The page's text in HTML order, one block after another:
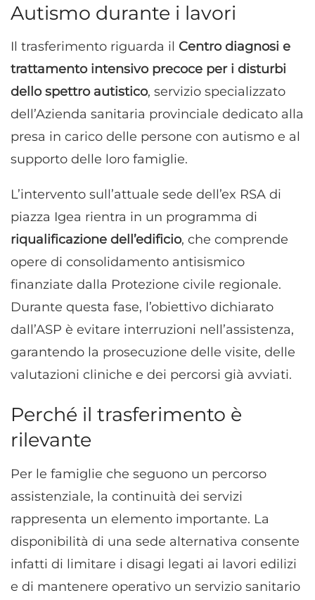
Autismo durante i lavori
Il trasferimento riguarda il Centro diagnosi e
trattamento intensivo precoce per i disturbi
dello spettro autistico, servizio specializzato
dell’Azienda sanitaria provinciale dedicato alla
presa in carico delle persone con autismo e al
supporto delle loro famiglie.
L’intervento sull’attuale sede dell’ex RSA di
piazza Igea rientra in un programma di
riqualificazione dell’edificio, che comprende
opere di consolidamento antisismico
finanziate dalla Protezione civile regionale.
Durante questa fase, l’obiettivo dichiarato
dall’ASP è evitare interruzioni nell’assistenza,
garantendo la prosecuzione delle visite, delle
valutazioni cliniche e dei percorsi già avviati.
Perché il trasferimento è
rilevante
Per le famiglie che seguono un percorso
assistenziale, la continuità dei servizi
rappresenta un elemento importante. La
disponibilità di una sede alternativa consente
infatti di limitare i disagi legati ai lavori edilizi
e di mantenere operativo un servizio sanitario